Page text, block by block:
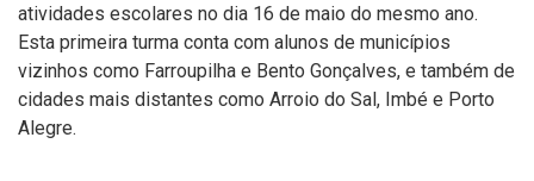
atividades escolares no dia 16 de maio do mesmo ano.
Esta primeira turma conta com alunos de municípios
vizinhos como Farroupilha e Bento Gonçalves, e também de
cidades mais distantes como Arroio do Sal, Imbé e Porto
Alegre.